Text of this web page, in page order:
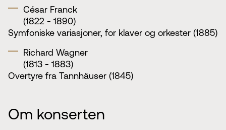
César Franck
(1822 - 1890)
Symfoniske variasjoner, for klaver og orkester (1885)
Richard Wagner
(1813 - 1883)
Overtyre fra Tannhäuser (1845)
Om konserten